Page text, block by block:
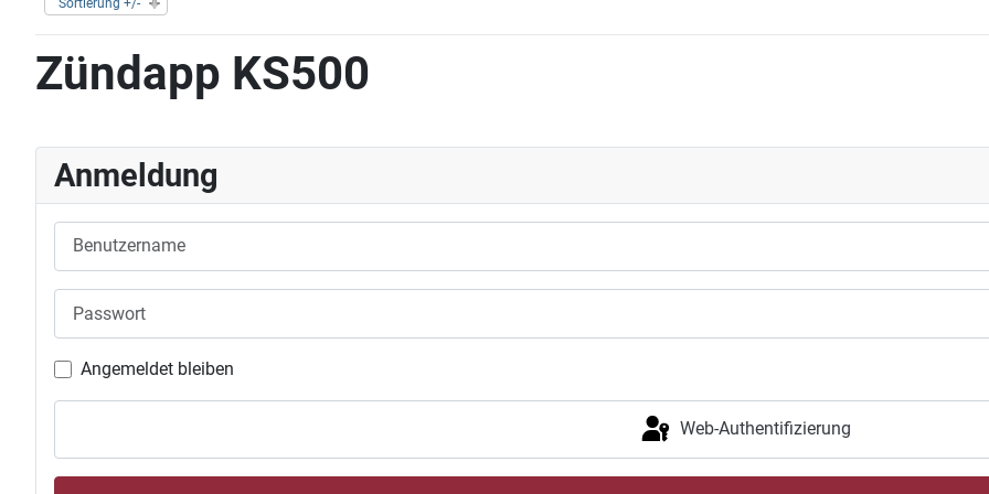
Zündapp KS500
Anmeldung
Angemeldet bleiben
Web-Authentifizierung